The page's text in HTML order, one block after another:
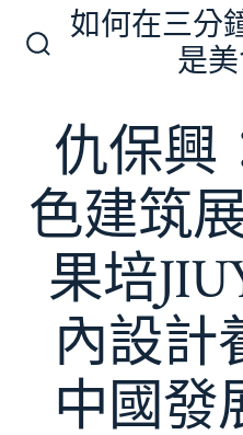
換
開
關
如何在三分
是
仇保興
色建筑
果培
內設計
中國發